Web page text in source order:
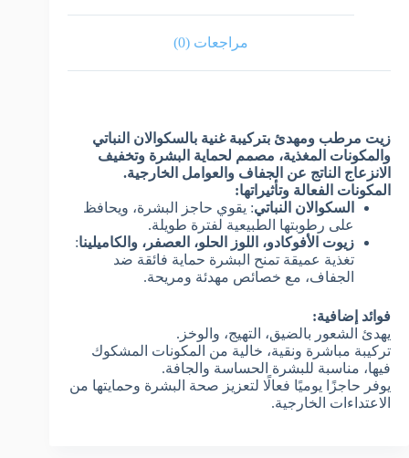
مراجعات (0)
زيت مرطب ومهدئ بتركيبة غنية بالسكوالان النباتي
والمكونات المغذية، مصمم لحماية البشرة وتخفيف
الانزعاج الناتج عن الجفاف والعوامل الخارجية.
المكونات الفعالة وتأثيراتها:
السكوالان النباتي: يقوي حاجز البشرة، ويحافظ
على رطوبتها الطبيعية لفترة طويلة.
زيوت الأفوكادو، اللوز الحلو، العصفر، والكاميلينا:
تغذية عميقة تمنح البشرة حماية فائقة ضد
الجفاف، مع خصائص مهدئة ومريحة.
فوائد إضافية:
يهدئ الشعور بالضيق، التهيج، والوخز.
تركيبة مباشرة ونقية، خالية من المكونات المشكوك
فيها، مناسبة للبشرة الحساسة والجافة.
يوفر حاجزًا يوميًا فعالًا لتعزيز صحة البشرة وحمايتها من
الاعتداءات الخارجية.